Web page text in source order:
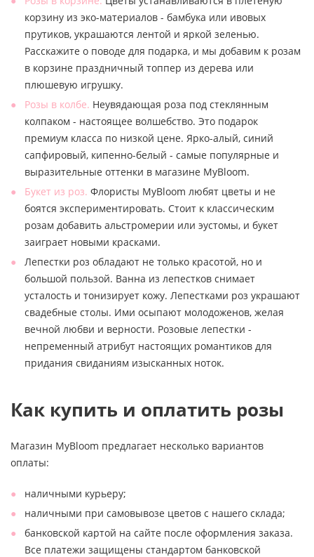
корзину из эко-материалов - бамбука или ивовых
прутиков, украшаются лентой и яркой зеленью.
Расскажите о поводе для подарка, и мы добавим к розам
в корзине праздничный топпер из дерева или
плюшевую игрушку.
Розы в колбе. Неувядающая роза под стеклянным
колпаком - настоящее волшебство. Это подарок
премиум класса по низкой цене. Ярко-алый, синий
сапфировый, кипенно-белый - самые популярные и
выразительные оттенки в магазине MyBloom.
Букет из роз. Флористы MyBloom любят цветы и не
боятся экспериментировать. Стоит к классическим
розам добавить альстромерии или эустомы, и букет
заиграет новыми красками.
Лепестки роз обладают не только красотой, но и
большой пользой. Ванна из лепестков снимает
усталость и тонизирует кожу. Лепестками роз украшают
свадебные столы. Ими осыпают молодоженов, желая
вечной любви и верности. Розовые лепестки -
непременный атрибут настоящих романтиков для
придания свиданиям изысканных ноток.
Как купить и оплатить розы
Магазин MyBloom предлагает несколько вариантов
оплаты:
наличными курьеру;
наличными при самовывозе цветов с нашего склада;
банковской картой на сайте после оформления заказа.
Все платежи защищены стандартом банковской